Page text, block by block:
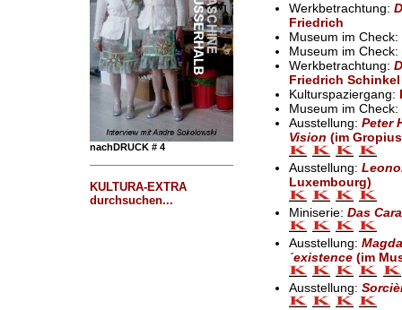
nachDRUCK # 4
KULTURA-EXTRA
durchsuchen...
Werkbetrachtung:
Friedrich
Museum im Check:
Museum im Check:
Werkbetrachtung:
Friedrich Schinkel
Kulturspaziergang:
Museum im Check:
Ausstellung: Peter
Vision (im
Ausstellung:
Luxembourg)
Miniserie: Das
Ausstellung:
´existence(im
Ausstellung: